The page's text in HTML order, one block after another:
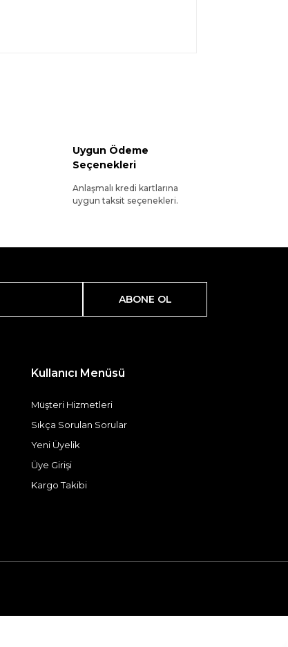
Uygun Ödeme
Seçenekleri
Anlaşmalı kredi kartlarına
uygun taksit seçenekleri.
ABONE OL
Kullanıcı Menüsü
Müşteri Hizmetleri
Sıkça Sorulan Sorular
Yeni Üyelik
Üye Girişi
Kargo Takibi